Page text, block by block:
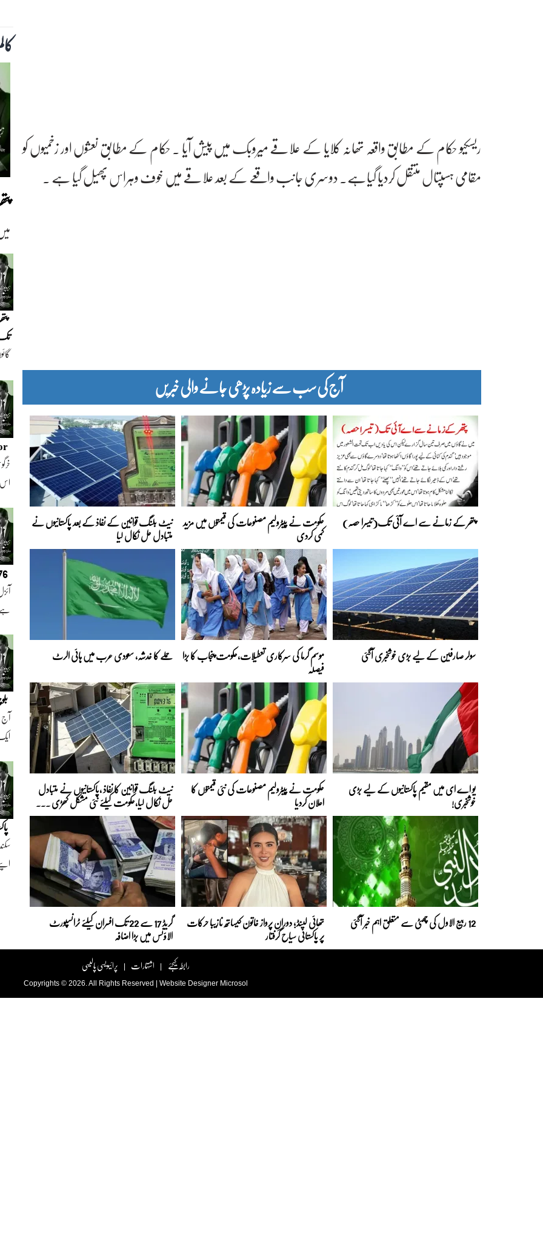
ریسکیو حکام کے مطابق واقعہ تھانہ کلایا کے علاقے میروبک میں پیش آیا ۔ حکام کے مطابق نعشوں اور زخمیوں کو
مقامی ہسپتال منتقل کردیا گیاہے۔ دوسری جانب واقعے کے بعد علاقے میں خوف وہراس پھیل گیا ہے ۔
آج کی سب سے زیادہ پڑھی جانے والی خبریں
پتھر کے زمانے سے اے آئی تک(تیسرا حصہ) حکومت نے پیٹرولیم مصنوعات کی قیمتوں میں مزید
کمی کردی
نیٹ بلنگ قوانین کے نفاذ کے بعد پاکستانیوں نے
متبادل حل نکال لیا
سولر صارفین کے لیے بڑی خوشخبری آگئی موسم گرما کی سرکاری تعطیلات،حکومت پنجاب کا بڑا
فیصلہ
حملے کا خدشہ، سعودی عرب میں ہائی الرٹ
یو اے ای میں مقیم پاکستانیوں کے لیے بڑی
خوشخبری!
حکومت نے پیٹرولیم مصنوعات کی نئی قیمتوں کا
اعلان کردیا
نیٹ بلنگ قوانین کا نفاذ ،پاکستانیوں نے متبادل
حل نکال لیا،حکومت کیلئے نئی مشکل کھڑی ...
12 ربیع الاول کی چھٹی سے متعلق اہم خبر آگئی تھائی لینڈ؛ دورانِ پرواز خاتون کیساتھ نازیبا حرکات
پر پاکستانی سیاح گرفتار
گریڈ 17 سے 22 تک افسران کیلئے ٹرانسپورٹ
الاؤنس میں بڑا اضافہ
رابطہ کیجئے | اشتہارات | پرائیویسی پالیسی
Copyrights © 2026. All Rights Reserved | Website Designer Microsol